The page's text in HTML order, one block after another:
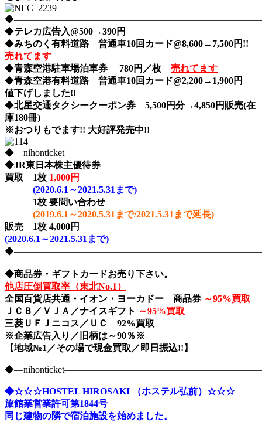
◆テレカ広告入@500→390円
◆みちのく有料道路 普通車10回カード@8,600→7,500円!!
売れてます
◆青森空港駐車場泊車券 780円／枚
売れてます
◆青森空港有料道路 普通車10回カード@2,200→1,900円
値下げしました!!
◆北星交通タクシークーポン券 5,500円分→4,850円販売(在
庫180冊)
※おつりもでます!! 大好評発売中!!
◆JR東日本株主優待券
買取
1枚 1,000円
(2020.6.1～2021.5.31まで)
1枚 要問い合わせ
(2019.6.1～2020.5.31まで/2021.5.31まで延長)
販売 1枚 4,000円
(2020.6.1～2021.5.31まで)
◆商品券 ・ ギフトカードお売り下さい。
他店圧倒買取率（東北No.1）
全国百貨店共通・イオン・ヨーカドー 商品券 ～95%買取
ＪＣＢ／ＶＪＡ／ナイスギフト ～95%買取
三菱ＵＦＪニコス／ＵＣ 92%買取
※企業広告入り／旧柄は～90％※
【地域№1／その場で現金買取／即日振込!!】
◆☆☆☆HOSTEL HIROSAKI （ホステル弘前）☆☆☆
旅館業営業許可第1844号
同じ建物の隣で宿泊施設を始めました。